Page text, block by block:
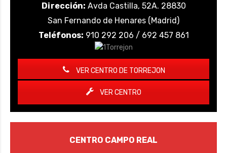
Dirección: Avda Castilla, 52A. 28830
San Fernando de Henares (Madrid)
Teléfonos: 910 292 206 / 692 457 861
VER CENTRO DE TORREJON
VER CENTRO
CENTRO CAMPO REAL